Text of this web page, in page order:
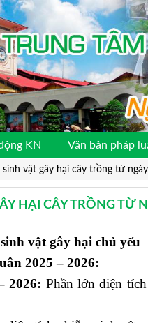
KN Văn bản pháp
sinh vật gây hại cây trồng từ
HẠI CÂY TRỒNG
vật gây hại chủ yếu
2025 – 2026:
2026: Phần lớn diện